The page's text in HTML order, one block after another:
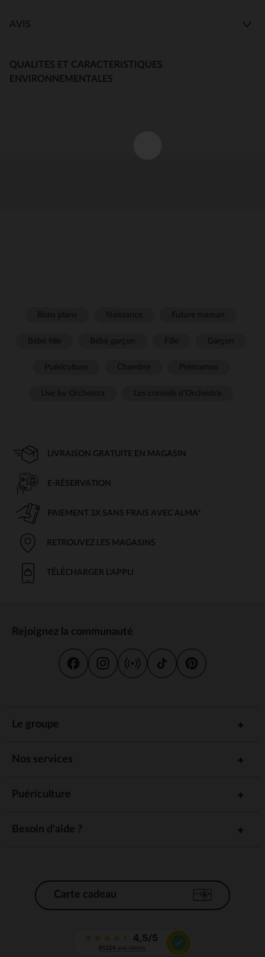
AVIS
QUALITES ET CARACTERISTIQUES
ENVIRONNEMENTALES
LIVRAISON GRATUITE EN MAGASIN
E-RÉSERVATION
PAIEMENT 3X SANS FRAIS AVEC ALMA*
RETROUVEZ LES MAGASINS
TÉLÉCHARGER L'APPLI
Rejoignez la communauté
Le groupe
Nos services
Puériculture
Besoin d'aide ?
Carte cadeau